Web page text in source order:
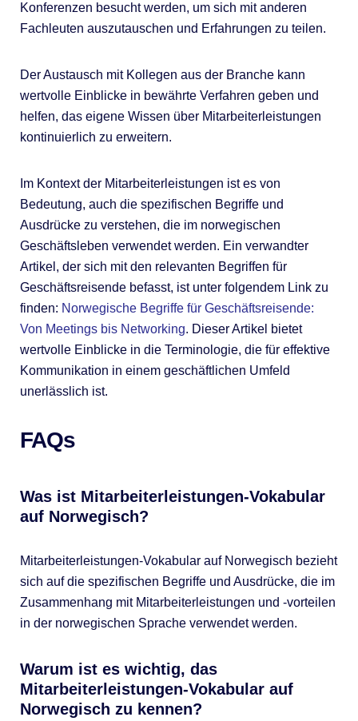
Konferenzen besucht werden, um sich mit anderen
Fachleuten auszutauschen und Erfahrungen zu teilen.
Der Austausch mit Kollegen aus der Branche kann
wertvolle Einblicke in bewährte Verfahren geben und
helfen, das eigene Wissen über Mitarbeiterleistungen
kontinuierlich zu erweitern.
Im Kontext der Mitarbeiterleistungen ist es von
Bedeutung, auch die spezifischen Begriffe und
Ausdrücke zu verstehen, die im norwegischen
Geschäftsleben verwendet werden. Ein verwandter
Artikel, der sich mit den relevanten Begriffen für
Geschäftsreisende befasst, ist unter folgendem Link zu
finden: Norwegische Begriffe für Geschäftsreisende:
Von Meetings bis Networking. Dieser Artikel bietet
wertvolle Einblicke in die Terminologie, die für effektive
Kommunikation in einem geschäftlichen Umfeld
unerlässlich ist.
FAQs
Was ist Mitarbeiterleistungen-Vokabular
auf Norwegisch?
Mitarbeiterleistungen-Vokabular auf Norwegisch bezieht
sich auf die spezifischen Begriffe und Ausdrücke, die im
Zusammenhang mit Mitarbeiterleistungen und -vorteilen
in der norwegischen Sprache verwendet werden.
Warum ist es wichtig, das
Mitarbeiterleistungen-Vokabular auf
Norwegisch zu kennen?